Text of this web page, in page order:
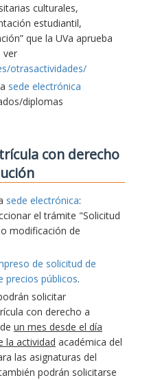
culturales,
estudiantil,
que la UVa aprueba
ver
otrasactividades/
sede electrónica
diplomas
con derecho
sede electrónica:
el trámite "Solicitud
modificación de
de solicitud de
precios públicos.
solicitar
con derecho a
un mes desde el día
la actividad académica del
las asignaturas del
podrán solicitarse